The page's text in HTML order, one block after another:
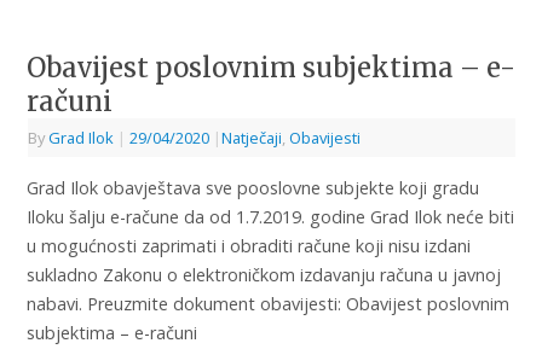
Obavijest poslovnim subjektima – e-
računi
ByGrad Ilok | 29/04/2020 |Natječaji, Obavijesti
Grad Ilok obavještava sve pooslovne subjekte koji gradu
Iloku šalju e-račune da od 1.7.2019. godine Grad Ilok neće biti
u mogućnosti zaprimati i obraditi račune koji nisu izdani
sukladno Zakonu o elektroničkom izdavanju računa u javnoj
nabavi. Preuzmite dokument obavijesti: Obavijest poslovnim
subjektima – e-računi